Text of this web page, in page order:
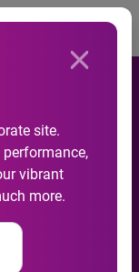
site.
vibrant
more.
sa